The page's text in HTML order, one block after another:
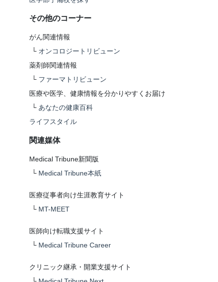
その他のコーナー
がん関連情報
└ オンコロジートリビューン
薬剤師関連情報
└ ファーマトリビューン
医療や医学、健康情報を分かりやすくお届け
└ あなたの健康百科
ライフスタイル
関連媒体
Medical Tribune新聞版
└ Medical Tribune本紙
医療従事者向け生涯教育サイト
└ MT-MEET
医師向け転職支援サイト
└ Medical Tribune Career
クリニック継承・開業支援サイト